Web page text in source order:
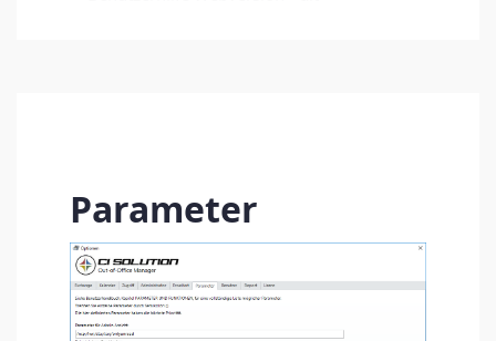
Parameter